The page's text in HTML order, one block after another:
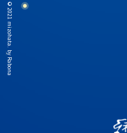
© 2021 mizohata. by
Rabona